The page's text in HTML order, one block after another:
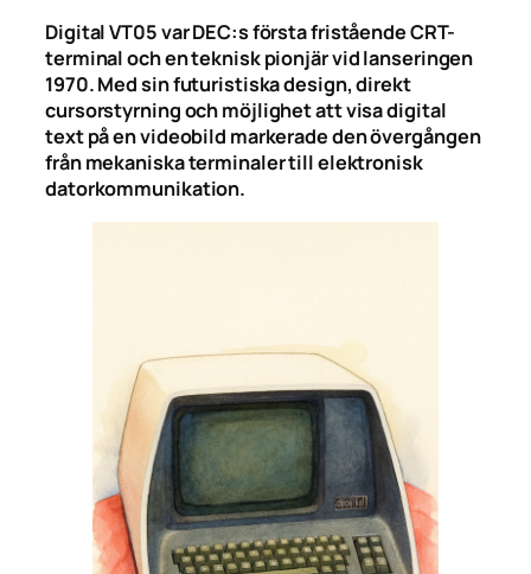
Digital VT05 var DEC:s första fristående CRT-
terminal och en teknisk pionjär vid lanseringen
1970. Med sin futuristiska design, direkt
cursorstyrning och möjlighet att visa digital
text på en videobild markerade den övergången
från mekaniska terminaler till elektronisk
datorkommunikation.